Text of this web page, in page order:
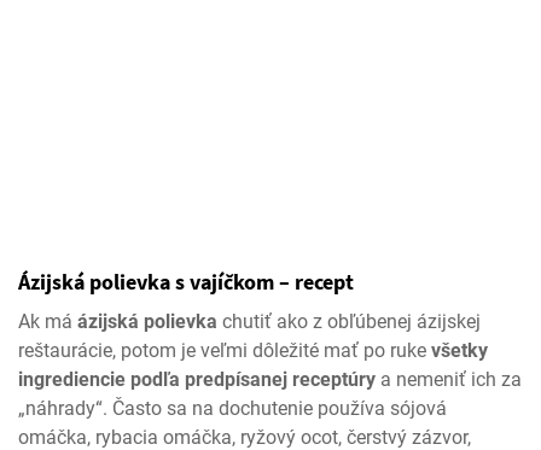
Ázijská polievka s vajíčkom – recept
Ak má ázijská polievka chutiť ako z obľúbenej ázijskej
reštaurácie, potom je veľmi dôležité mať po ruke všetky
ingrediencie podľa predpísanej receptúry a nemeniť ich za
„náhrady“. Často sa na dochutenie používa sójová
omáčka, rybacia omáčka, ryžový ocot, čerstvý zázvor,